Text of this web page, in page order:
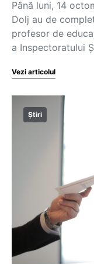
Până luni, 14
Dolj au de
profesor de
a Inspectoratului
Vezi articolul
Știri